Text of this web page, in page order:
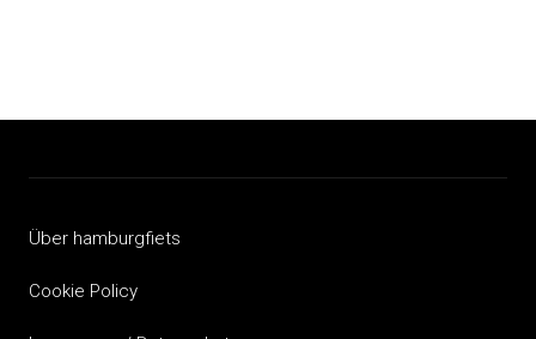
Über hamburgfiets
Cookie Policy